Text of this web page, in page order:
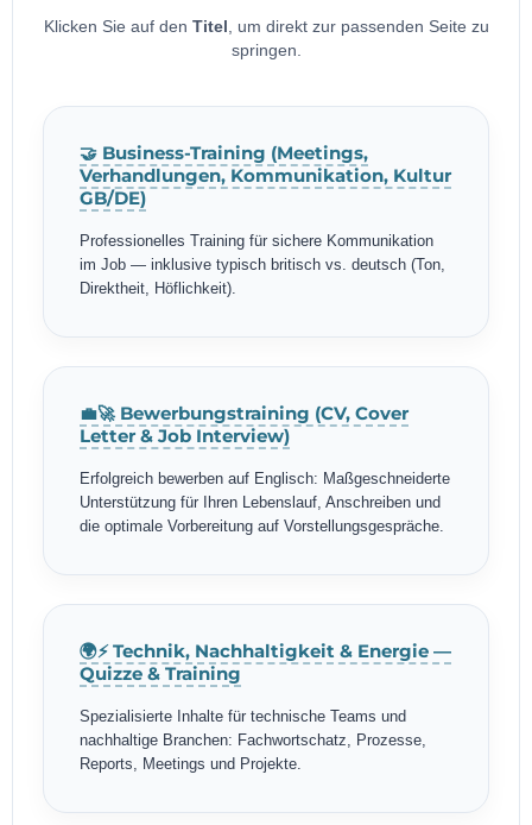
Klicken Sie auf den Titel , um direkt zur passenden Seite zu
springen.
🤝 Business-Training (Meetings,
Verhandlungen, Kommunikation, Kultur
GB/DE)
Professionelles Training für sichere Kommunikation
im Job — inklusive typisch britisch vs. deutsch (Ton,
Direktheit, Höflichkeit).
💼🚀 Bewerbungstraining (CV, Cover
Letter & Job Interview)
Erfolgreich bewerben auf Englisch: Maßgeschneiderte
Unterstützung für Ihren Lebenslauf, Anschreiben und
die optimale Vorbereitung auf Vorstellungsgespräche.
🌍⚡ Technik, Nachhaltigkeit & Energie —
Quizze & Training
Spezialisierte Inhalte für technische Teams und
nachhaltige Branchen: Fachwortschatz, Prozesse,
Reports, Meetings und Projekte.